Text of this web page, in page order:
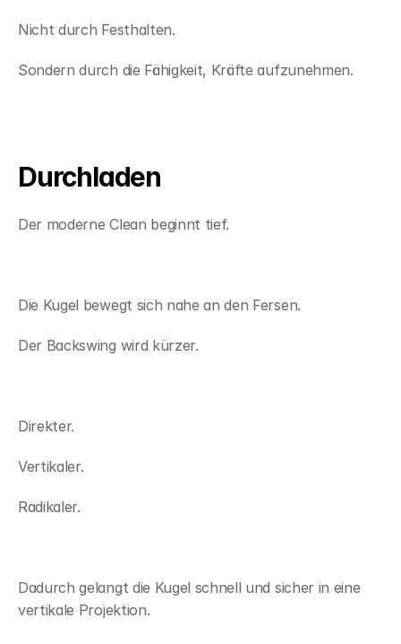
Nicht durch Festhalten.
Sondern durch die Fähigkeit, Kräfte aufzunehmen.
Durchladen
Der moderne Clean beginnt tief.
Die Kugel bewegt sich nahe an den Fersen.
Der Backswing wird kürzer.
Direkter.
Vertikaler.
Radikaler.
Dadurch gelangt die Kugel schnell und sicher in eine
vertikale Projektion.